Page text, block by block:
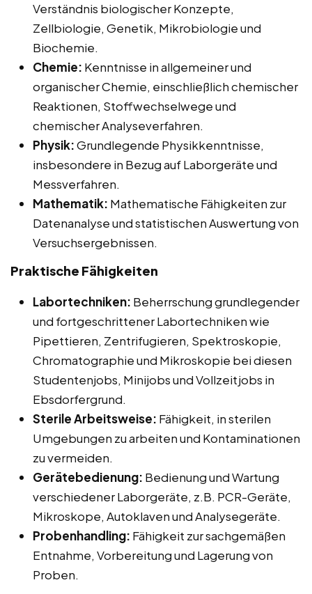
Verständnis biologischer Konzepte,
Zellbiologie, Genetik, Mikrobiologie und
Biochemie.
Chemie: Kenntnisse in allgemeiner und
organischer Chemie, einschließlich chemischer
Reaktionen, Stoffwechselwege und
chemischer Analyseverfahren.
Physik:Grundlegende Physikkenntnisse,
insbesondere in Bezug auf Laborgeräte und
Messverfahren.
Mathematik: Mathematische Fähigkeiten zur
Datenanalyse und statistischen Auswertung von
Versuchsergebnissen.
Praktische Fähigkeiten
Labortechniken: Beherrschung grundlegender
und fortgeschrittener Labortechniken wie
Pipettieren, Zentrifugieren, Spektroskopie,
Chromatographie und Mikroskopie bei diesen
Studentenjobs, Minijobs und Vollzeitjobs in
Ebsdorfergrund.
Sterile Arbeitsweise: Fähigkeit, in sterilen
Umgebungen zu arbeiten und Kontaminationen
zu vermeiden.
Gerätebedienung: Bedienung und Wartung
verschiedener Laborgeräte, z.B. PCR-Geräte,
Mikroskope, Autoklaven und Analysegeräte.
Probenhandling: Fähigkeit zur sachgemäßen
Entnahme, Vorbereitung und Lagerung von
Proben.